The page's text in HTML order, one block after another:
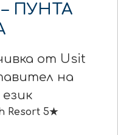
ПУНТА
от Usit
на
Resort 5★